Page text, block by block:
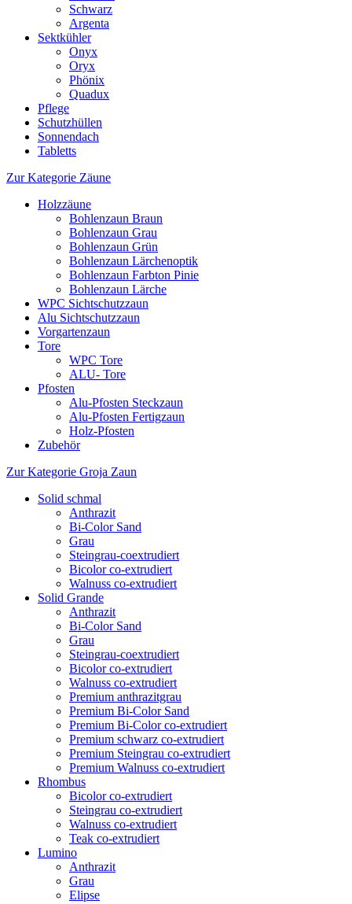
Schwarz
Argenta
Sektkühler
Onyx
Oryx
Phönix
Quadux
Pflege
Schutzhüllen
Sonnendach
Tabletts
Zur Kategorie Zäune
Holzzäune
Bohlenzaun Braun
Bohlenzaun Grau
Bohlenzaun Grün
Bohlenzaun Lärchenoptik
Bohlenzaun Farbton Pinie
Bohlenzaun Lärche
WPC Sichtschutzzaun
Alu Sichtschutzzaun
Vorgartenzaun
Tore
WPC Tore
ALU- Tore
Pfosten
Alu-Pfosten Steckzaun
Alu-Pfosten Fertigzaun
Holz-Pfosten
Zubehör
Zur Kategorie Groja Zaun
Solid schmal
Anthrazit
Bi-Color Sand
Grau
Steingrau-coextrudiert
Bicolor co-extrudiert
Walnuss co-extrudiert
Solid Grande
Anthrazit
Bi-Color Sand
Grau
Steingrau-coextrudiert
Bicolor co-extrudiert
Walnuss co-extrudiert
Premium anthrazitgrau
Premium Bi-Color Sand
Premium Bi-Color co-extrudiert
Premium schwarz co-extrudiert
Premium Steingrau co-extrudiert
Premium Walnuss co-extrudiert
Rhombus
Bicolor co-extrudiert
Steingrau co-extrudiert
Walnuss co-extrudiert
Teak co-extrudiert
Lumino
Anthrazit
Grau
Elipse